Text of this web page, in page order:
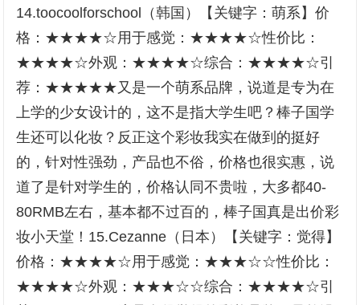
14.toocoolforschool（韩国）【关键字：萌系】价
格：★★★★☆用于感觉：★★★★☆性价比：
★★★★☆外观：★★★★☆综合：★★★★☆引
荐：★★★★★又是一个萌系品牌，说道是专为在
上学的少女设计的，这不是指大学生吧？棒子国学
生还可以化妆？反正这个彩妆我实在做到的挺好
的，针对性强劲，产品也不俗，价格也很实惠，说
道了是针对学生的，价格认同不贵啦，大多都40-
80RMB左右，基本都不过百的，棒子国真是出价彩
妆小天堂！15.Cezanne（日本）【关键字：觉得】
价格：★★★★☆用于感觉：★★★☆☆性价比：
★★★★☆外观：★★★☆☆综合：★★★★☆引